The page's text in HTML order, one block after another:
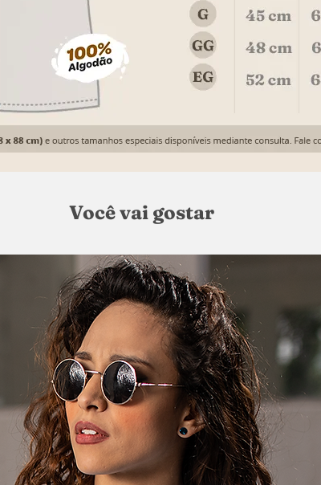
Você vai gostar